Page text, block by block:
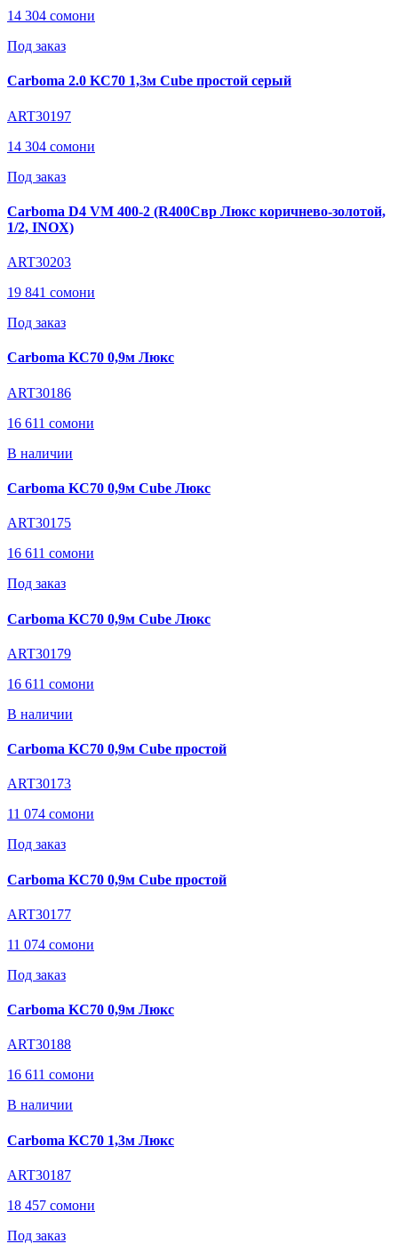
14 304 сомони
Под заказ
Carboma 2.0 KC70 1,3м Cube простой серый
ART30197
14 304 сомони
Под заказ
Carboma D4 VM 400-2 (R400Cвр Люкс коричнево-золотой,
1/2, INOX)
ART30203
19 841 сомони
Под заказ
Carboma KC70 0,9м Люкс
ART30186
16 611 сомони
В наличии
Carboma KC70 0,9м Cube Люкс
ART30175
16 611 сомони
Под заказ
Carboma KC70 0,9м Cube Люкс
ART30179
16 611 сомони
В наличии
Carboma KC70 0,9м Cube простой
ART30173
11 074 сомони
Под заказ
Carboma KC70 0,9м Cube простой
ART30177
11 074 сомони
Под заказ
Carboma KC70 0,9м Люкс
ART30188
16 611 сомони
В наличии
Carboma KC70 1,3м Люкс
ART30187
18 457 сомони
Под заказ